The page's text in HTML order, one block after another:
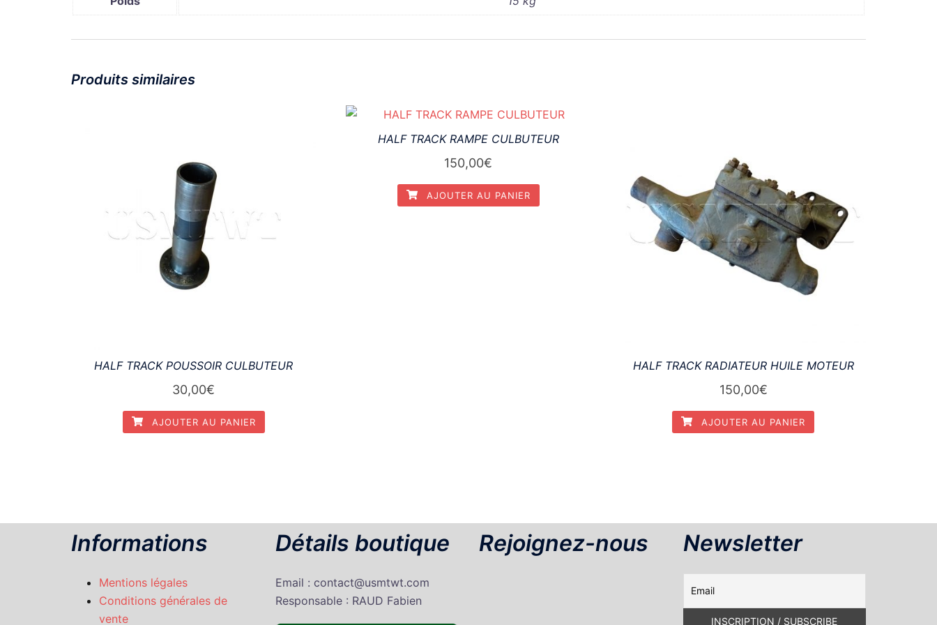
Produits similaires
HALF TRACK POUSSOIR CULBUTEUR
30,00€
AJOUTER AU PANIER
HALF TRACK RAMPE CULBUTEUR
150,00€
AJOUTER AU PANIER
HALF TRACK RADIATEUR HUILE MOTEUR
150,00€
AJOUTER AU PANIER
Informations
Mentions légales
Conditions générales de
vente
Détails boutique
Email : contact@usmtwt.com
Responsable : RAUD Fabien
Rejoignez-nous Newsletter